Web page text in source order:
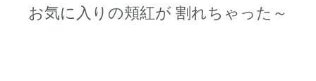
お気に入りの頬紅が 割れちゃった～